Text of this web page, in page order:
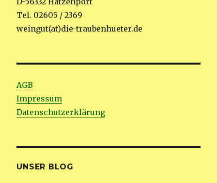
Tel. 02605 / 2369
weingut(at)die-traubenhueter.de
AGB
Impressum
Datenschutzerklärung
UNSER BLOG